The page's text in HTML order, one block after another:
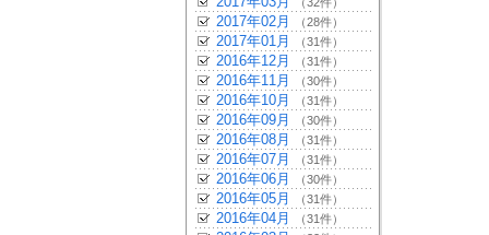
2017年02月 （28件）
2017年01月 （31件）
2016年12月 （31件）
2016年11月 （30件）
2016年10月 （31件）
2016年09月 （30件）
2016年08月 （31件）
2016年07月 （31件）
2016年06月 （30件）
2016年05月 （31件）
2016年04月 （31件）